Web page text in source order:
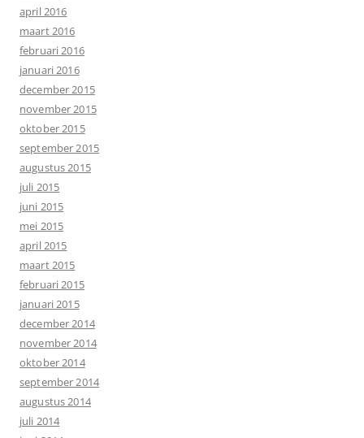
april 2016
maart 2016
februari 2016
januari 2016
december 2015
november 2015
oktober 2015
september 2015
augustus 2015
juli 2015
juni 2015
mei 2015
april 2015
maart 2015
februari 2015
januari 2015
december 2014
november 2014
oktober 2014
september 2014
augustus 2014
juli 2014